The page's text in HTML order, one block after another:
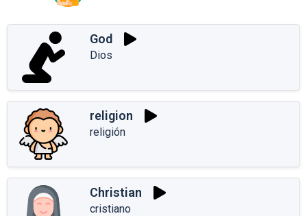
God
Dios
religion
religión
Christian
cristiano